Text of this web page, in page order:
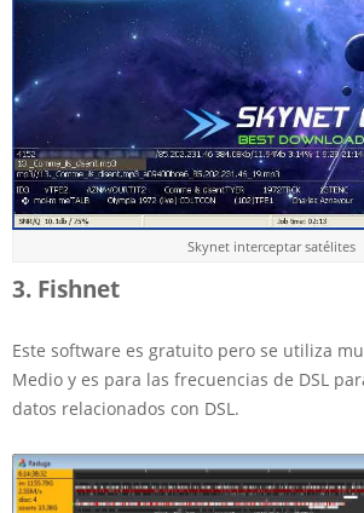
Skynet interceptar satélites
3. Fishnet
Este software es gratuito pero se utiliza
Medio y es para las frecuencias de DSL
datos relacionados con DSL.